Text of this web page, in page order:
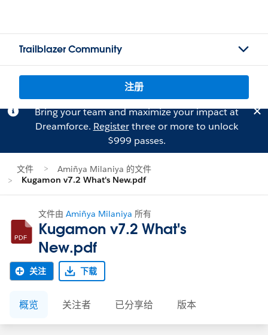
Trailblazer Community
注册
Bring your team and maximize your impact at
Dreamforce. Registerthree or more to unlock
$999 passes.
文件
Amiñya Milaniya 的文件
Kugamon v7.2 What's New.pdf
文件由 Amiñya Milaniya 所有
Kugamon v7.2 What's
New.pdf
关注 下载
概览 关注者 已分享给 版本